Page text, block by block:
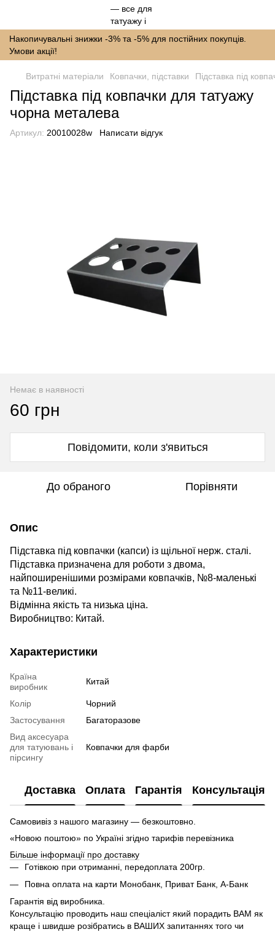
Накопичувальні знижки -3% та -5% для постійних покупців.
Умови акції!
Витратні матеріали Ковпачки, підставки Підставка під
Підставка під ковпачки для татуажу
чорна металева
Артикул: 20010028w Написати відгук
Немає в наявності
60 грн
Повідомити, коли з'явиться
До обраного Порівняти
Опис
Підставка під ковпачки (капси) із щільної нерж. сталі.
Підставка призначена для роботи з двома,
найпоширенішими розмірами ковпачків, №8-маленькі
та №11-великі.
Відмінна якість та низька ціна.
Виробництво: Китай.
Характеристики
Країна
виробник
Китай
Колір
Чорний
Застосування
Багаторазове
Вид аксесуара
для татуювань і
пірсингу
Ковпачки для фарби
Доставка Оплата Гарантія Консультація
Самовивіз з нашого магазину — безкоштовно.
«Новою поштою» по Україні згідно тарифів перевізника
Більше інформації про доставку
Готівкою при отриманні, передоплата 200гр.
Повна оплата на карти Монобанк, Приват Банк, А-Банк
Гарантія від виробника.
Консультацію проводить наш спеціаліст який порадить ВАМ як
краще і швидше розібратись в ВАШИХ запитаннях того чи